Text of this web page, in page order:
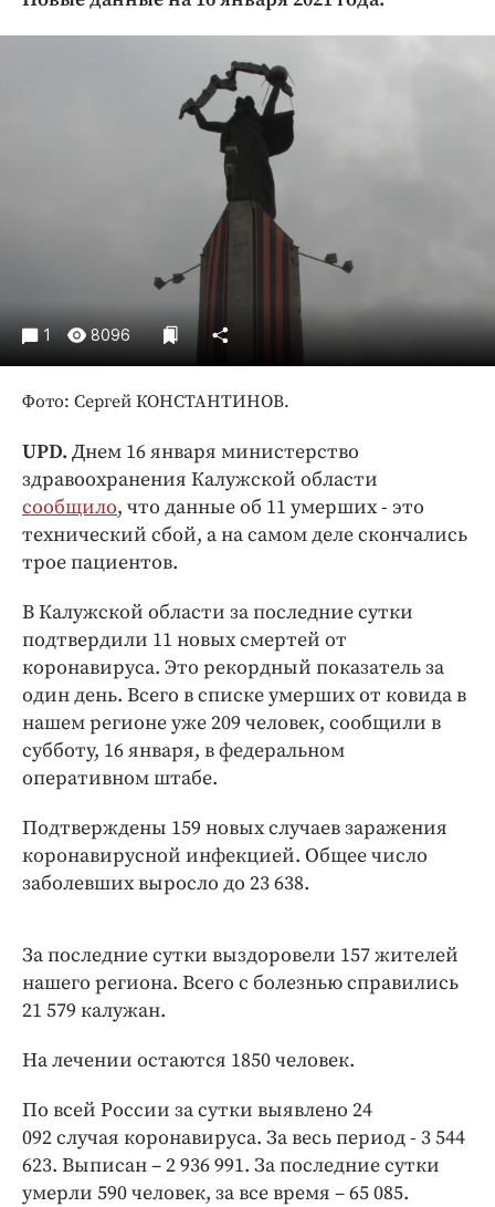
Криминал
Недвижимость и ЖКХ
Образование
Происшествия
Экономика и бизнес
ПРОЕКТЫ
Блоги
Медиаперсона
Интересное чтиво
Клиника года
Бренд года
Работодатель года
1 8096
Фото: Сергей КОНСТАНТИНОВ.
UPD. Днем 16 января министерство
здравоохранения Калужской области
сообщило, что данные об 11 умерших - это
технический сбой, а на самом деле скончались
трое пациентов.
В Калужской области за последние сутки
подтвердили 11 новых смертей от
коронавируса. Это рекордный показатель за
один день. Всего в списке умерших от ковида в
нашем регионе уже 209 человек, сообщили в
субботу, 16 января, в федеральном
оперативном штабе.
Подтверждены 159 новых случаев заражения
коронавирусной инфекцией. Общее число
заболевших выросло до 23 638.
За последние сутки выздоровели 157 жителей
нашего региона. Всего с болезнью справились
21 579 калужан.
На лечении остаются 1850 человек.
По всей России за сутки выявлено 24
092 случая коронавируса. За весь период - 3 544
623. Выписан – 2 936 991. За последние сутки
умерли 590 человек, за все время – 65 085.